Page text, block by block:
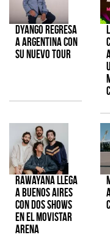
Dyango regresa
a Argentina con
su nuevo tour
Rawayana llega
a Buenos Aires
con dos shows
en el Movistar
Arena